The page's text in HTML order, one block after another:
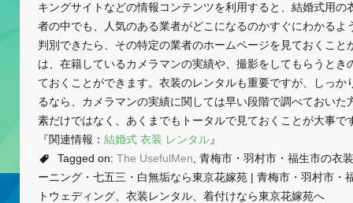
キングサイトなどの情報コンテンツを利用すると、結婚式用の
者の中でも、人気のある業者がどこになるのかすぐにわかるよ
判別できたら、その特定の業者のホームページを見ておくこと
は、在籍しているカメラマンの実績や、撮影をしてもらうとき
ておくことができます。衣装のレンタルも重要ですが、しっか
るなら、カメラマンの実績に関しては早い段階で調べておいた
素だけではなく、あくまでもトータルで見ておくことが大事で
『関連情報： 結婚式 衣装 レンタル』
Tagged on: The UsefulMen , 青梅市・羽村市・福生市の衣
ーニング・七五三・白無垢なら東京花嫁苑 | 青梅市・羽村市・
トウェディング、衣装レンタル、着付けなら東京花嫁苑へ